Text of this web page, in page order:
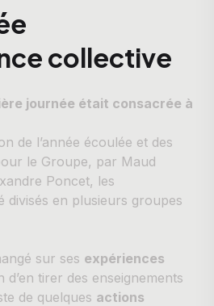
collective
journée était consacrée à
de l’année écoulée et des
le Groupe, par Maud
Poncet, les
divisés en plusieurs groupes
sur ses expériences
d’en tirer des enseignements
de quelques actions